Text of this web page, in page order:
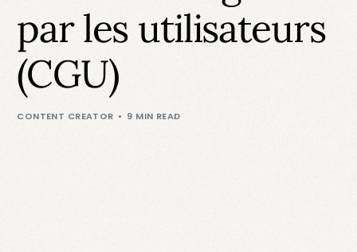
par les utilisateurs
(CGU)
CONTENT CREATOR 9 MIN READ
HOT